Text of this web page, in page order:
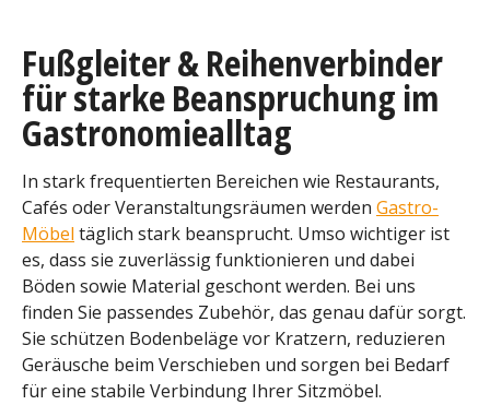
Fußgleiter & Reihenverbinder
für starke Beanspruchung im
Gastronomiealltag
In stark frequentierten Bereichen wie Restaurants,
Cafés oder Veranstaltungsräumen werden Gastro-
Möbel täglich stark beansprucht. Umso wichtiger ist
es, dass sie zuverlässig funktionieren und dabei
Böden sowie Material geschont werden. Bei uns
finden Sie passendes Zubehör, das genau dafür sorgt.
Sie schützen Bodenbeläge vor Kratzern, reduzieren
Geräusche beim Verschieben und sorgen bei Bedarf
für eine stabile Verbindung Ihrer Sitzmöbel.